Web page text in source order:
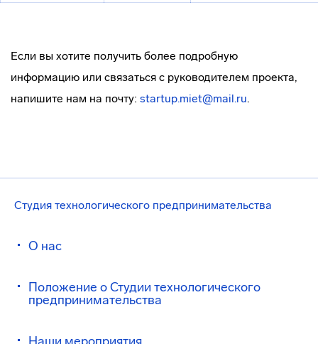
Студия технологического предпринимательства
О нас
Положение о Студии технологического
предпринимательства
Если вы хотите получить более подробную
информацию или связаться с руководителем проекта,
напишите нам на почту: startup.miet@mail.ru.